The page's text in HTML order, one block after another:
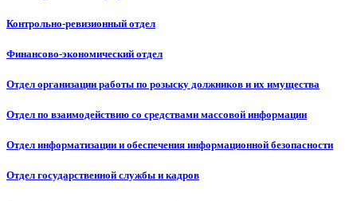
Контрольно-ревизионный отдел
Финансово-экономический отдел
Отдел организации работы по розыску должников и их имущества
Отдел по взаимодействию со средствами массовой информации
Отдел информатизации и обеспечения информационной безопасности
Отдел государственной службы и кадров